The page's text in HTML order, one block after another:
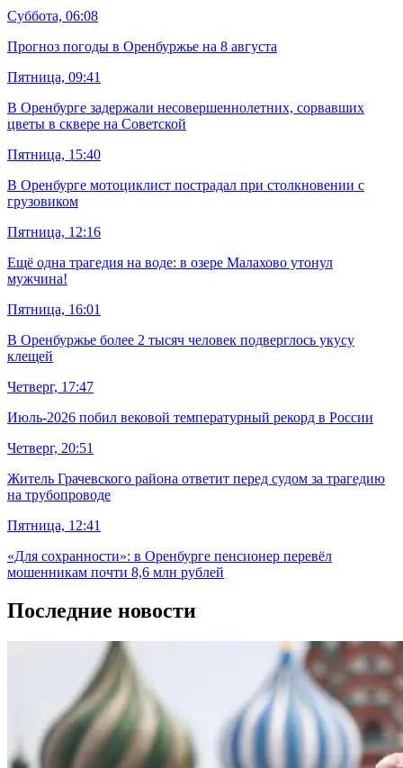
Суббота, 06:08
Прогноз погоды в Оренбуржье на 8 августа
Пятница, 09:41
В Оренбурге задержали несовершеннолетних, сорвавших
цветы в сквере на Советской
Пятница, 15:40
В Оренбурге мотоциклист пострадал при столкновении с
грузовиком
Пятница, 12:16
Ещё одна трагедия на воде: в озере Малахово утонул
мужчина!
Пятница, 16:01
В Оренбуржье более 2 тысяч человек подверглось укусу
клещей
Четверг, 17:47
Июль-2026 побил вековой температурный рекорд в России
Четверг, 20:51
Житель Грачевского района ответит перед судом за трагедию
на трубопроводе
Пятница, 12:41
«Для сохранности»: в Оренбурге пенсионер перевёл
мошенникам почти 8,6 млн рублей
Последние новости